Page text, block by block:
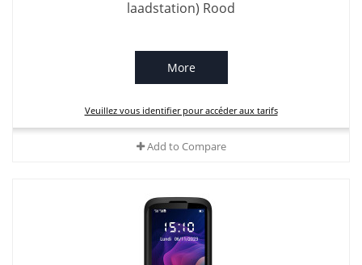
laadstation) Rood
More
Veuillez vous identifier pour accéder aux tarifs
Add to Compare